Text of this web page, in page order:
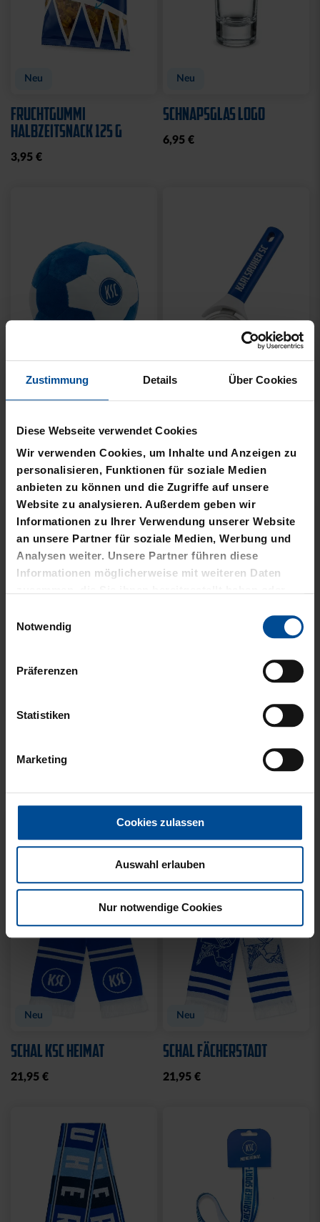
Zustimmung Details Über Cookies
Diese Webseite verwendet Cookies
Wir verwenden Cookies, um Inhalte und Anzeigen zu
personalisieren, Funktionen für soziale Medien
anbieten zu können und die Zugriffe auf unsere
Website zu analysieren. Außerdem geben wir
Informationen zu Ihrer Verwendung unserer Website
an unsere Partner für soziale Medien, Werbung und
Analysen weiter. Unsere Partner führen diese
Informationen möglicherweise mit weiteren Daten
gesammelt haben.
Notwendig
Präferenzen
Statistiken
Marketing
Cookies zulassen
Auswahl erlauben
Nur notwendige Cookies
Neu
FRUCHTGUMMI
HALBZEITSNACK 125 G
3,95 €
Neu
SCHNAPSGLAS LOGO
6,95 €
PLÜSCHBALL LOGO
GROSS
14,95 €
PIZZASCHNEIDER KSC
12,95 €
KIDS
Neu
SCHAL KSC HEIMAT
21,95 €
Neu
SCHAL FÄCHERSTADT
21,95 €